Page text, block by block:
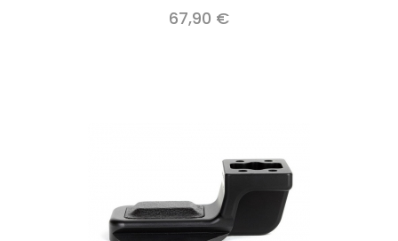
67,90 €